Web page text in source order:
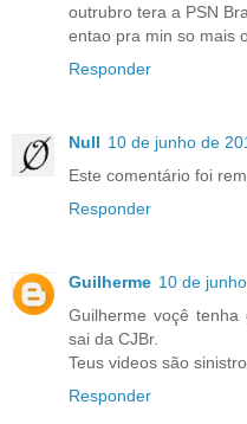
outrubro tera a PSN
entao pra min so mais o
Responder
Null 10 de junho de
Este comentário foi
Responder
Guilherme 10 de
Guilherme voçê
sai da CJBr.
Teus videos são
Responder